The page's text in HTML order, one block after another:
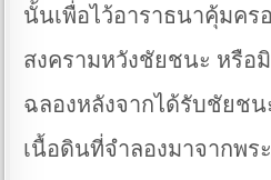
นั้นเพื่อไว้อาราธนาคุ้มคร
สงครามหวังชัยชนะ หรือ
ฉลองหลังจากได้รับชัยชน
เนื้อดินที่จำลองมาจากพ